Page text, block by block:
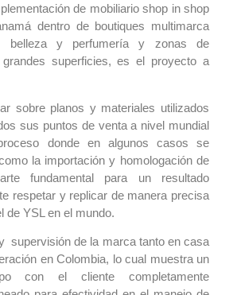
de mobiliario shop in shop
dentro de boutiques multimarca
belleza y perfumería y zonas de
superficies, es el proyecto a
sobre planos y materiales utilizados
sus puntos de venta a nivel mundial
donde en algunos casos se
la importación y homologación de
fundamental para un resultado
respetar y replicar de manera precisa
de YSL en el mundo.
supervisión de la marca tanto en casa
en Colombia, lo cual muestra un
con el cliente completamente